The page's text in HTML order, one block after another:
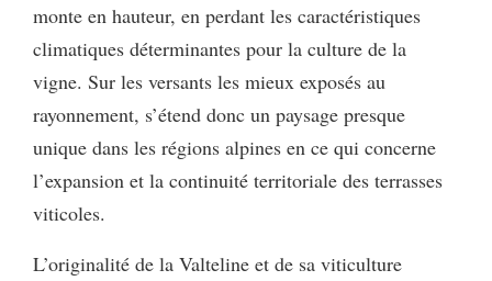
monte en hauteur, en perdant les caractéristiques
climatiques déterminantes pour la culture de la
vigne. Sur les versants les mieux exposés au
rayonnement, s’étend donc un paysage presque
unique dans les régions alpines en ce qui concerne
l’expansion et la continuité territoriale des terrasses
viticoles.
L’originalité de la Valteline et de sa viticulture